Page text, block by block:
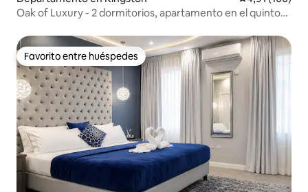
Oak of Luxury - 2 dormitorios, apartamento en el quinto
Favorito entre huéspedes
Favorito entre huéspedes